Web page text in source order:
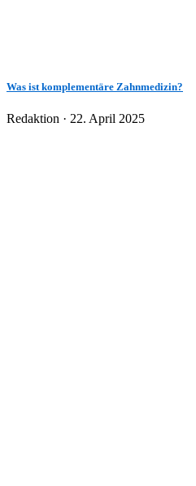
Was ist komplementäre Zahnmedizin?
Redaktion · Veröffentlicht
22. April 2025